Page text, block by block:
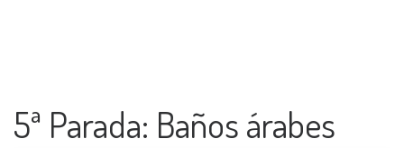
5ª Parada: Baños árabes